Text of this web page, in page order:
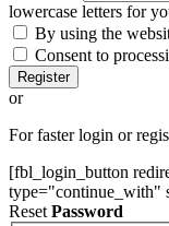
lowercase letters for
By using the
Consent to
Register
or
For faster login or
[fbl_login_button
type="continue_with"
Reset Password